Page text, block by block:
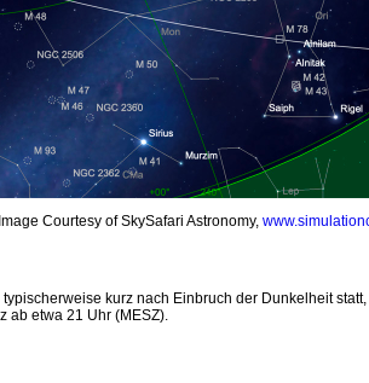
Courtesy of SkySafari Astronomy,
kurz nach Einbruch der Dunkelheit
ab etwa 21 Uhr (MESZ).